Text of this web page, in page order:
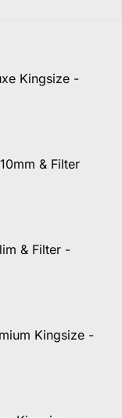
Kingsize -
& Filter
& Filter -
Kingsize -